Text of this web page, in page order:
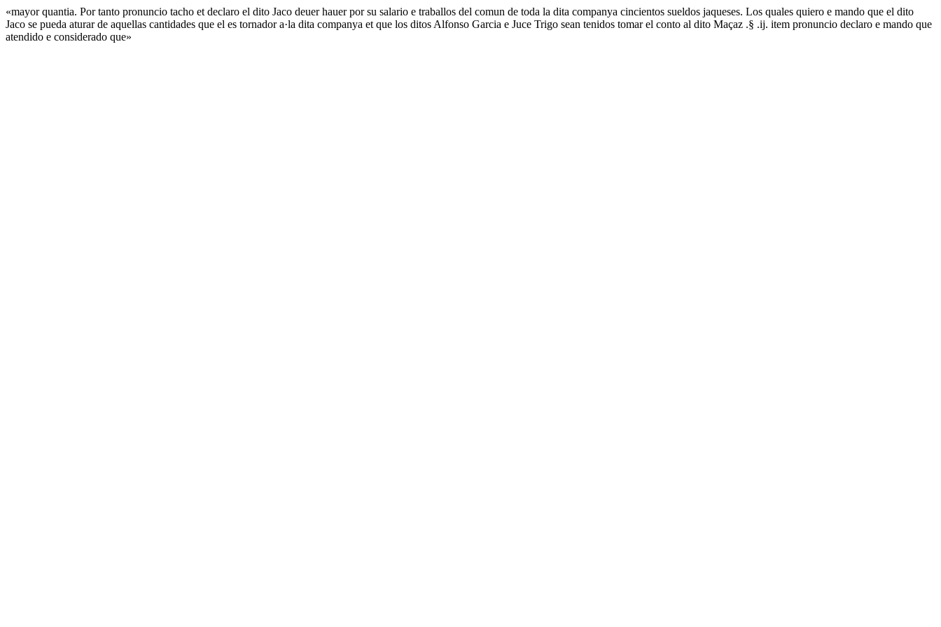
«mayor quantia. Por tanto pronuncio tacho et declaro el dito Jaco deuer hauer por su salario e traballos del comun de toda la dita companya cincientos sueldos jaqueses. Los quales quiero e mando que el dito
Jaco se pueda aturar de aquellas cantidades que el es tornador a·la dita companya et que los ditos Alfonso Garcia e Juce Trigo sean tenidos tomar el conto al dito Maçaz .§ .ij. item pronuncio declaro e mando que
atendido e considerado que»